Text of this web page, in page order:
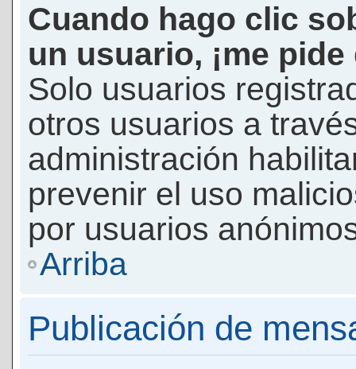
Cuando hago clic
un usuario, ¡me
Solo usuarios
otros usuarios a
administración
prevenir el uso
por usuarios
Arriba
Publicación de